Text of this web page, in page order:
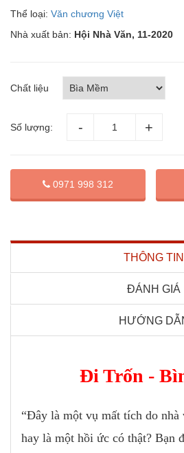
Thể loại: Văn chương Việt
Nhà xuất bản: Hội Nhà Văn, 11-2020
Chất liệu
Số lượng:
0971 998 312
THÔNG TIN
ĐÁNH GIÁ
HƯỚNG
Đi Trốn -
“Đây là một vụ mất tích do
hay là một hồi ức có thật? Bạn